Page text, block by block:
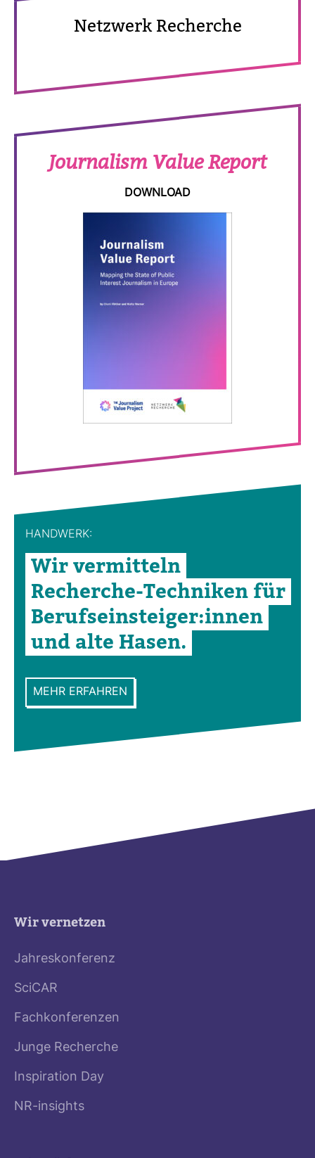
Netz­werk Recherche
Jour­na­lism Value Report
DOWN­LOAD
HAND­WERK:
Wir ver­mit­teln
Recherche-​Tech­niken für
Berufs­ein­steiger:innen
und alte Hasen.
MEHR ERFAHREN
Wir vernetzen
Jahreskonferenz
SciCAR
Fachkonferenzen
Junge Recherche
Inspiration Day
NR-insights